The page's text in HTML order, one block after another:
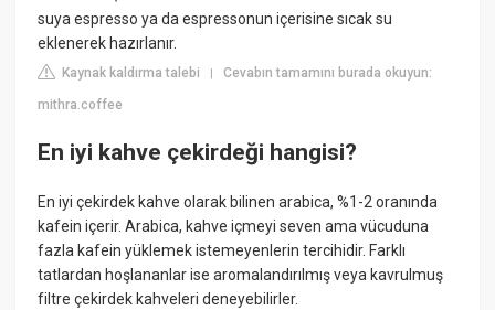
suya espresso ya da espressonun içerisine sıcak su
eklenerek hazırlanır.
Kaynak kaldırma talebi |Cevabın tamamını burada okuyun:
mithra.coffee
En iyi kahve çekirdeği hangisi?
En iyi çekirdek kahve olarak bilinen arabica, %1-2 oranında
kafein içerir. Arabica, kahve içmeyi seven ama vücuduna
fazla kafein yüklemek istemeyenlerin tercihidir. Farklı
tatlardan hoşlananlar ise aromalandırılmış veya kavrulmuş
filtre çekirdek kahveleri deneyebilirler.